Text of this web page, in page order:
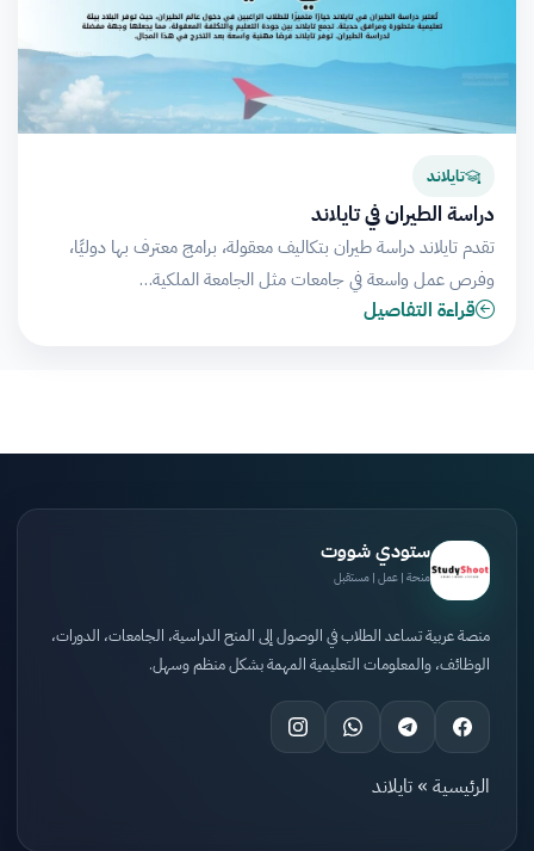
تايلاند
دراسة الطيران في تايلاند
تقدم تايلاند دراسة طيران بتكاليف معقولة، برامج معترف بها دوليًا،
وفرص عمل واسعة في جامعات مثل الجامعة الملكية…
قراءة التفاصيل
ستودي شووت
منحة | عمل | مستقبل
منصة عربية تساعد الطلاب في الوصول إلى المنح الدراسية، الجامعات، الدورات،
الوظائف، والمعلومات التعليمية المهمة بشكل منظم وسهل.
الرئيسية » تايلاند